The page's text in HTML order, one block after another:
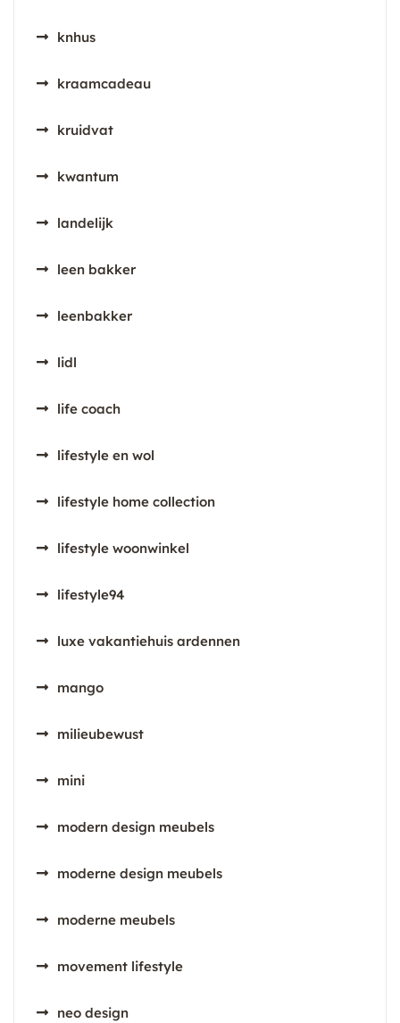
knhus
kraamcadeau
kruidvat
kwantum
landelijk
leen bakker
leenbakker
lidl
life coach
lifestyle en wol
lifestyle home collection
lifestyle woonwinkel
lifestyle94
luxe vakantiehuis ardennen
mango
milieubewust
mini
modern design meubels
moderne design meubels
moderne meubels
movement lifestyle
neo design